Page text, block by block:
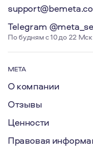
support@bemeta.co
Telegram
По будням с 10 до 22 Мск
МЕТА
О компании
Отзывы
Ценности
Правовая